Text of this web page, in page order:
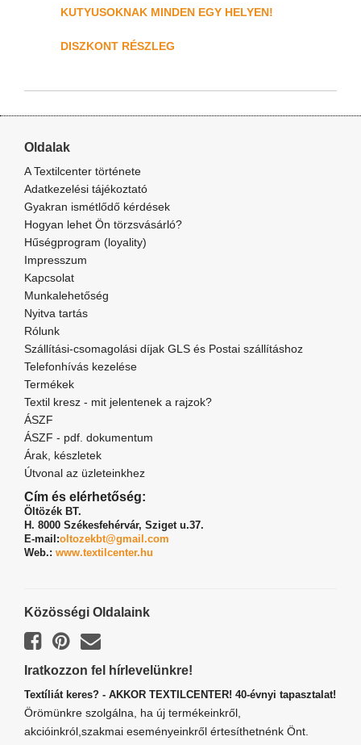
KUTYUSOKNAK MINDEN EGY HELYEN!
DISZKONT RÉSZLEG
Oldalak
A Textilcenter története
Adatkezelési tájékoztató
Gyakran ismétlődő kérdések
Hogyan lehet Ön törzsvásárló?
Hűségprogram (loyality)
Impresszum
Kapcsolat
Munkalehetőség
Nyitva tartás
Rólunk
Szállítási-csomagolási díjak GLS és Postai szállításhoz
Telefonhívás kezelése
Termékek
Textil kresz - mit jelentenek a rajzok?
ÁSZF
ÁSZF - pdf. dokumentum
Árak, készletek
Útvonal az üzleteinkhez
Cím és elérhetőség:
Öltözék BT.
H. 8000 Székesfehérvár, Sziget u.37.
E-mail:oltozekbt@gmail.com
Web.: www.textilcenter.hu
Közösségi Oldalaink
Iratkozzon fel hírlevelünkre!
Textíliát keres? - AKKOR TEXTILCENTER! 40-évnyi tapasztalat!
Örömünkre szolgálna, ha új termékeinkről,
akcióinkról,szakmai eseményeinkről értesíthetnénk Önt.